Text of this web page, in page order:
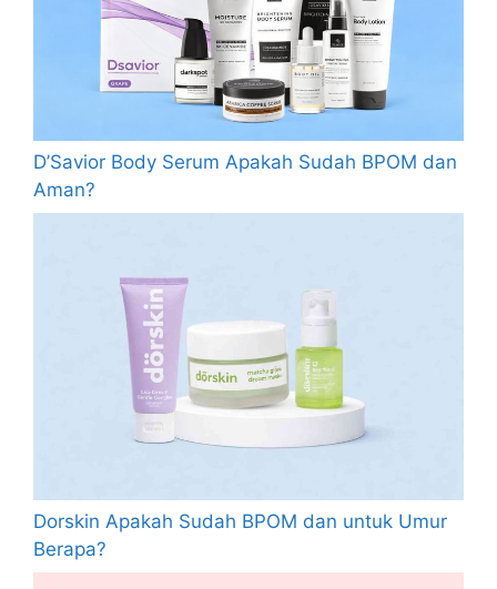
D’Savior Body Serum Apakah Sudah BPOM dan
Aman?
Dorskin Apakah Sudah BPOM dan untuk Umur
Berapa?